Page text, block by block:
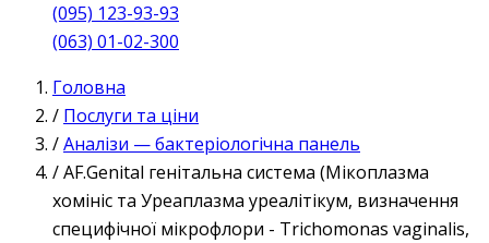
(095) 123-93-93
(063) 01-02-300
Головна
/ Послуги та ціни
/Аналізи — бактеріологічна панель
/AF.Genital генітальна система (Мікоплазма
хомініс та Уреаплазма уреалітікум, визначення
специфічної мікрофлори - Trichomonas vaginalis,